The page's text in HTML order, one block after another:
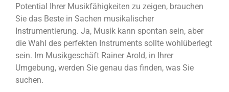
Potential Ihrer Musikfähigkeiten zu zeigen, brauchen
Sie das Beste in Sachen musikalischer
Instrumentierung. Ja, Musik kann spontan sein, aber
die Wahl des perfekten Instruments sollte wohlüberlegt
sein. Im Musikgeschäft Rainer Arold, in Ihrer
Umgebung, werden Sie genau das finden, was Sie
suchen.